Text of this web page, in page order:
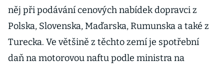
něj při podávání cenových nabídek dopravci z
Polska, Slovenska, Maďarska, Rumunska a také z
Turecka. Ve většině z těchto zemí je spotřební
daň na motorovou naftu podle ministra na